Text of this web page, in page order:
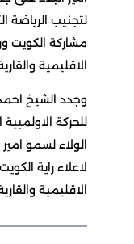
لتجنيب الرياضة
مشاركة الكويت
الاقليمية
وجدد الشيخ
للحركة
الولاء لسمو
لاعلاء راية
الاقليمية